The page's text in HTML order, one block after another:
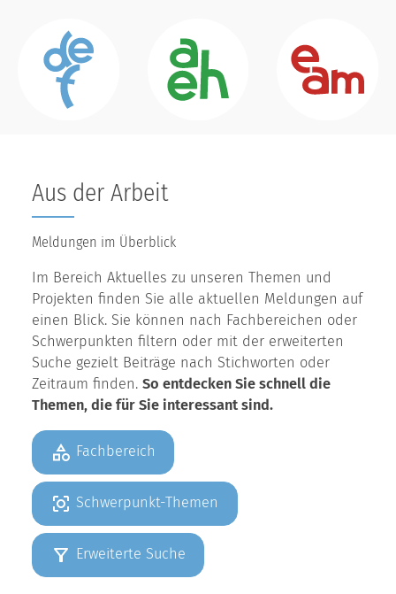
Aus der Arbeit
Meldungen im Überblick
Im Bereich Aktuelles zu unseren Themen und
Projekten finden Sie alle aktuellen Meldungen auf
einen Blick. Sie können nach Fachbereichen oder
Schwerpunkten filtern oder mit der erweiterten
Suche gezielt Beiträge nach Stichworten oder
Zeitraum finden. So entdecken Sie schnell die
Themen, die für Sie interessant sind.
Fachbereich
Schwerpunkt-Themen
Erweiterte Suche